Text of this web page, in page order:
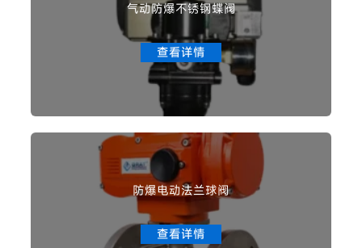
气动防爆不锈钢蝶阀
查看详情
防爆电动法兰球阀
查看详情